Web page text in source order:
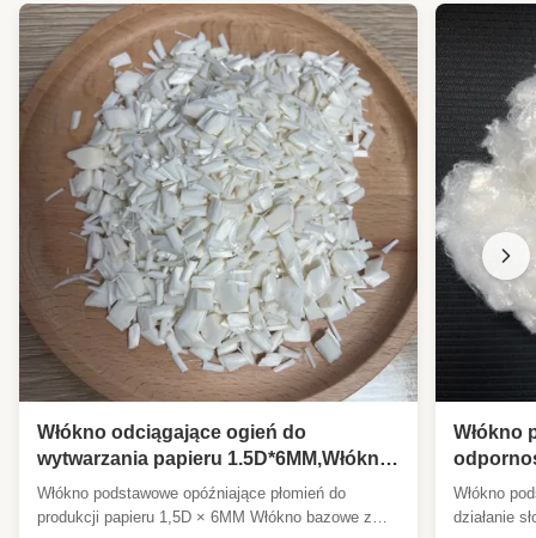
Włókno odciągające ogień do
wytwarzania papieru 1.5D*6MM,Włókno
podłoża papieru filtrującego
ognioodporne
Włókno podstawowe opóźniające płomień do
produkcji papieru 1,5D × 6MM Włókno bazowe z
Włókno
osłoną
Włókno
działanie